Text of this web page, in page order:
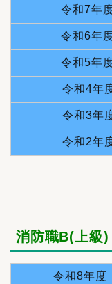
令和7年
令和6年
令和5年
令和4年
令和3年
令和2年
消防職B(上級)
令和8年度